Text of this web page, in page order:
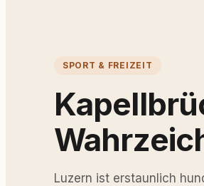
SPORT & FREIZEIT
Luzern ist erstaunlich